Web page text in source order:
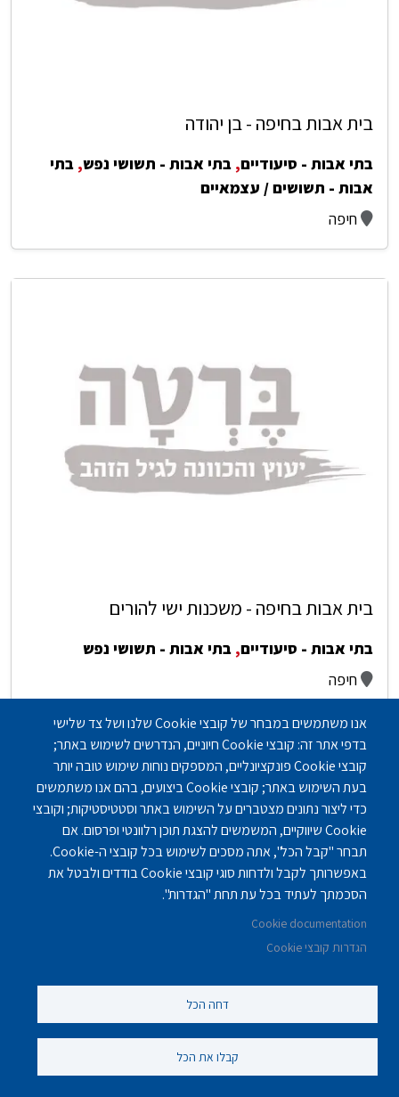
בית אבות בחיפה - בן יהודה
בתי אבות - סיעודיים, בתי אבות - תשושי נפש, בתי
אבות - תשושים / עצמאיים
חיפה
בית אבות בחיפה - משכנות ישי להורים
בתי אבות - סיעודיים, בתי אבות - תשושי נפש
חיפה
בית אבות בחיפה - בית דינה
אנו משתמשים במבחר של קובצי Cookie שלנו ושל צד שלישי
בדפי אתר זה: קובצי Cookie חיוניים, הנדרשים לשימוש באתר;
קובצי Cookie פונקציונליים, המספקים נוחות שימוש טובה יותר
בעת השימוש באתר; קובצי Cookie ביצועים, בהם אנו משתמשים
כדי ליצור נתונים מצטברים על השימוש באתר וסטטיסטיקות; וקובצי
Cookie שיווקיים, המשמשים להצגת תוכן רלוונטי ופרסום. אם
תבחר "קבל הכל", אתה מסכים לשימוש בכל קובצי ה-Cookie.
באפשרותך לקבל ולדחות סוגי קובצי Cookie בודדים ולבטל את
הסכמתך לעתיד בכל עת תחת "הגדרות".
Cookie documentation
הגדרות קובצי Cookie
דחה הכל
קבלו את הכל